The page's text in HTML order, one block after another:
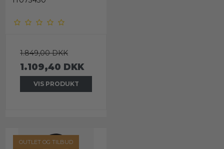
1.849,00 DKK
1.109,40 DKK
VIS PRODUKT
OUTLET OG TILBUD